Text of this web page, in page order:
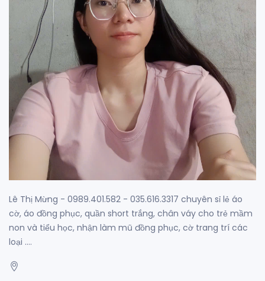
Lê Thị Mừng - 0989.401.582 - 035.616.3317 chuyên sỉ lẻ áo
cờ, áo đồng phục, quần short trắng, chân váy cho trẻ mầm
non và tiểu học, nhận làm mũ đồng phục, cờ trang trí các
loại ....